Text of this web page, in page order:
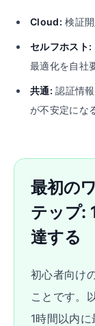
Cloud: 検証
セルフホスト:
最適化を自社
共通: 認証情
が不安定にな
最初の
テップ:
達する
初心者向け
ことです。
1時間以内